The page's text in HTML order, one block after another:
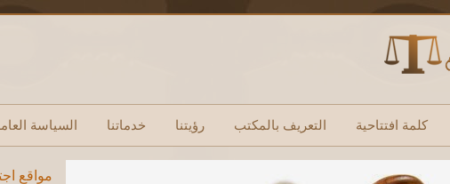
كلمة افتتاحية التعريف بالمكتب رؤيتنا خدماتنا السياسة
مواقع